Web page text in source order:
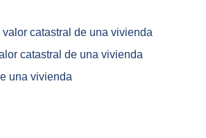
valor catastral de una vivienda
catastral de una vivienda
una vivienda